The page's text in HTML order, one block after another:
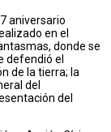
aniversario
en el
donde se
defendió el
de la tierra; la
del
del